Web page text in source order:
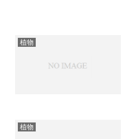
植物
植物